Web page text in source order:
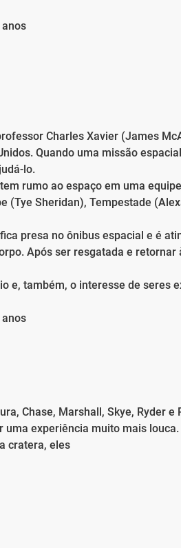
Charles Xavier (James
Quando uma missão
lo.
rumo ao espaço em uma
(Tye Sheridan), Tempestade
presa no ônibus espacial e é
Após ser resgatada e retornar
e, também, o interesse de seres
Chase, Marshall, Skye, Ryder e
uma experiência muito mais
cratera, eles